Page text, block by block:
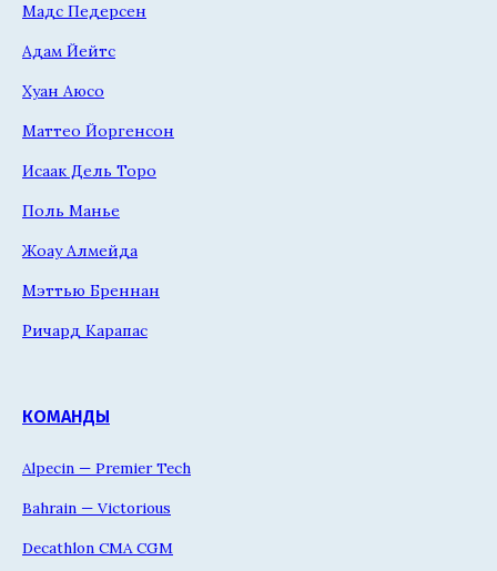
Мадс Педерсен
Адам Йейтс
Хуан Аюсо
Маттео Йоргенсон
Исаак Дель Торо
Поль Манье
Жоау Алмейда
Мэттью Бреннан
Ричард Карапас
КОМАНДЫ
Alpecin — Premier Tech
Bahrain — Victorious
Decathlon CMA CGM